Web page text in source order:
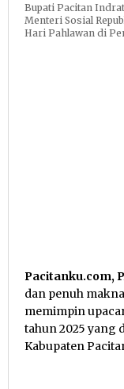
Bupati Pacitan
Menteri Sosial
Hari Pahlawan di
Pacitanku.com,
dan penuh
memimpin
tahun 2025 yang
Kabupaten